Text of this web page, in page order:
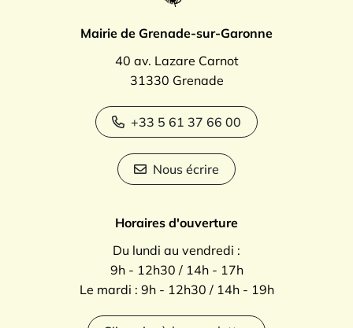
Mairie de Grenade-sur-Garonne
40 av. Lazare Carnot
31330 Grenade
+33 5 61 37 66 00
Nous écrire
Horaires d'ouverture
Du lundi au vendredi :
9h - 12h30 / 14h - 17h
Le mardi : 9h - 12h30 / 14h - 19h